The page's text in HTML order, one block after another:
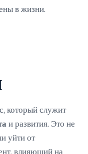
в жизни.
который служит
и развития. Это не
уйти от
влияющий на